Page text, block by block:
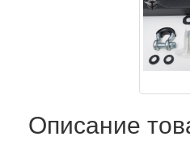
Описание